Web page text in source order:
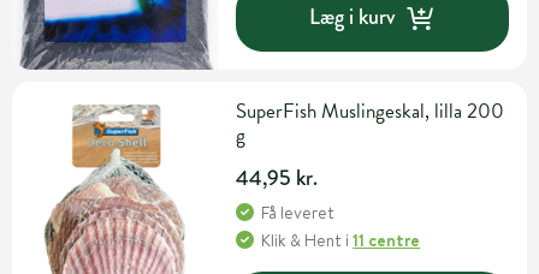
Læg i kurv
SuperFish Muslingeskal, lilla 200
g
44,95 kr.
Få leveret
Klik & Hent i11 centre